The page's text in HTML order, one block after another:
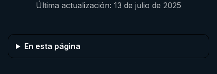
Última actualización: 13 de julio de 2025
En esta página